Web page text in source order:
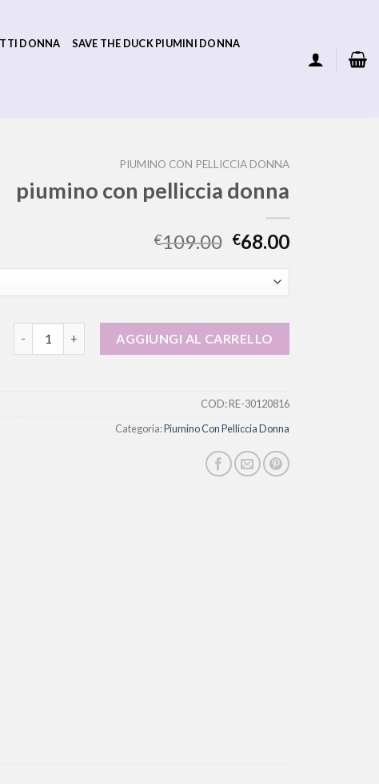
DONNA SAVE THE DUCK PIUMINI DONNA
PIUMINO CON PELLICCIA DONNA
piumino con pelliccia donna
€109.00 €68.00
AGGIUNGI AL CARRELLO
COD:RE-30120816
Categoria:Piumino Con Pelliccia Donna